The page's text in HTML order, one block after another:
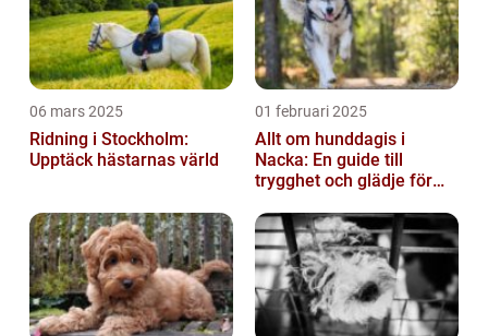
06 mars 2025
Ridning i Stockholm:
Upptäck hästarnas värld
01 februari 2025
Allt om hunddagis i
Nacka: En guide till
trygghet och glädje för